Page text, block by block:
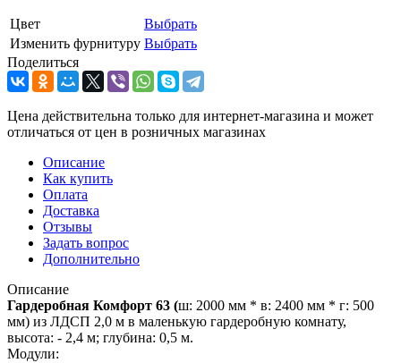
Цвет
Выбрать
Изменить фурнитуру Выбрать
Поделиться
Цена действительна только для интернет-магазина и может
отличаться от цен в розничных магазинах
Описание
Как купить
Оплата
Доставка
Отзывы
Задать вопрос
Дополнительно
Описание
Гардеробная Комфорт 63 (ш: 2000 мм * в: 2400 мм * г: 500
мм) из ЛДСП 2,0 м в маленькую гардеробную комнату,
высота: - 2,4 м; глубина: 0,5 м.
Модули: